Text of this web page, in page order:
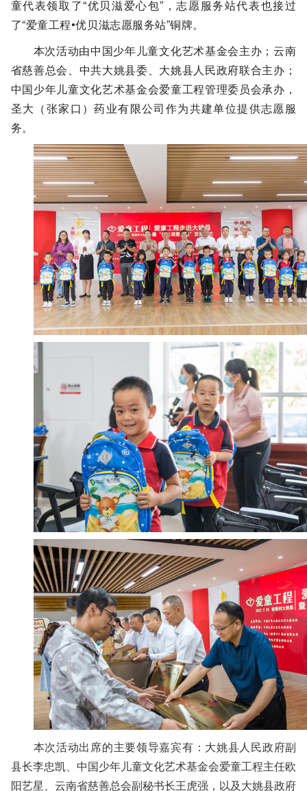
童代表领取了“优贝滋爱心包”，志愿服务站代表也接过
了“爱童工程•优贝滋志愿服务站”铜牌。
本次活动由中国少年儿童文化艺术基金会主办；云南
省慈善总会、中共大姚县委、大姚县人民政府联合主办；
中国少年儿童文化艺术基金会爱童工程管理委员会承办，
圣大（张家口）药业有限公司作为共建单位提供志愿服
务。
本次活动出席的主要领导嘉宾有：大姚县人民政府副
县长李忠凯、中国少年儿童文化艺术基金会爱童工程主任欧
阳艺星、云南省慈善总会副秘书长王虎强，以及大姚县政府